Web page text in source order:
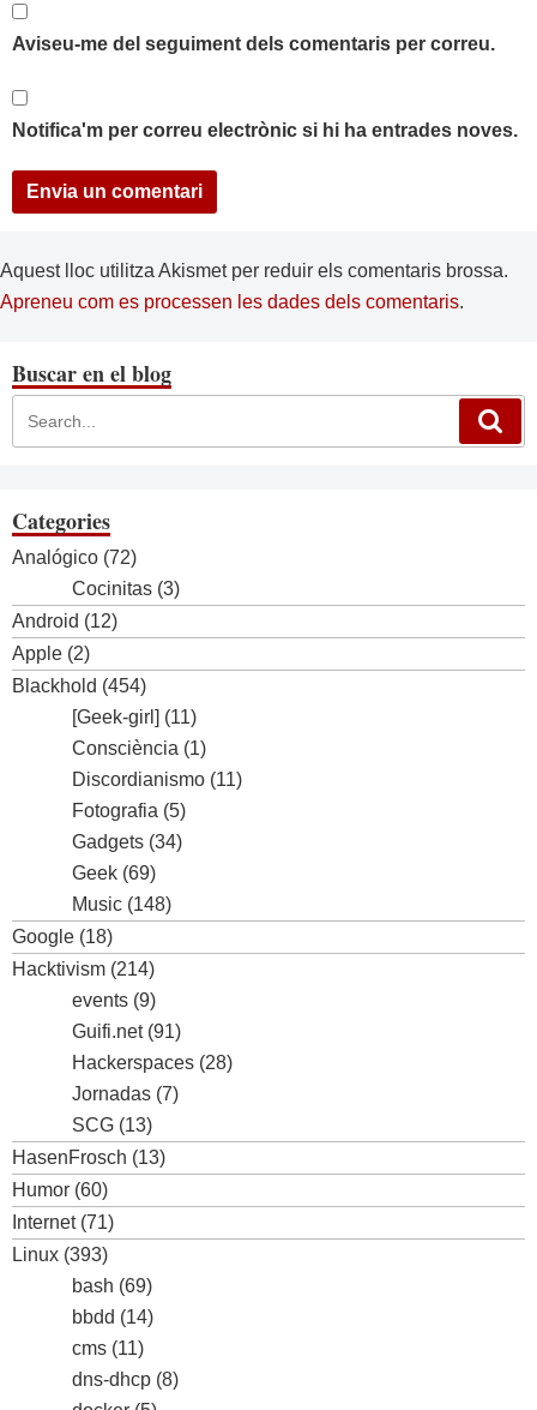
Aviseu-me del seguiment dels comentaris per correu.
Notifica'm per correu electrònic si hi ha entrades noves.
Aquest lloc utilitza Akismet per reduir els comentaris brossa.
Apreneu com es processen les dades dels comentaris.
Buscar en el blog
Categories
Analógico (72)
Cocinitas (3)
Android (12)
Apple (2)
Blackhold (454)
[Geek-girl] (11)
Consciència (1)
Discordianismo (11)
Fotografia (5)
Gadgets (34)
Geek (69)
Music (148)
Google (18)
Hacktivism (214)
events (9)
Guifi.net(91)
Hackerspaces (28)
Jornadas (7)
SCG (13)
HasenFrosch (13)
Humor (60)
Internet(71)
Linux (393)
bash (69)
bbdd (14)
cms (11)
dns-dhcp (8)